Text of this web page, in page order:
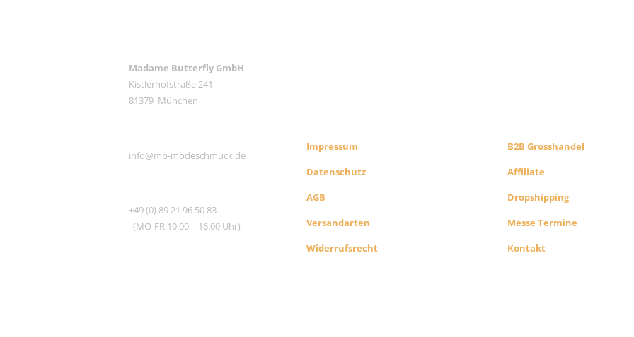
Madame Butterfly GmbH
Kistlerhofstraße 241
81379 München
info@mb-modeschmuck.de
+49 (0) 89 21 96 50 83
(MO-FR 10.00 – 16.00 Uhr)
Impressum
Datenschutz
AGB
Versandarten
Widerrufsrecht
B2B Grosshandel
Affiliate
Dropshipping
Messe Termine
Kontakt